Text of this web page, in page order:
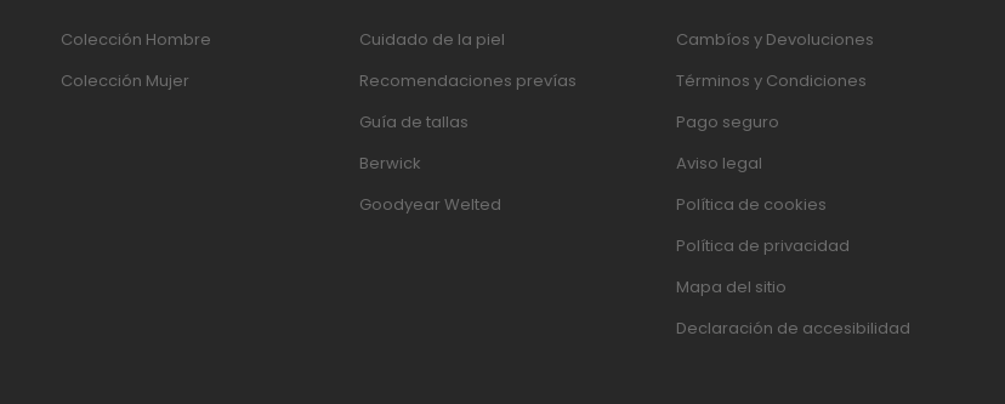
Colección Hombre
Colección Mujer
Cuidado de la piel
Recomendaciones prevías
Guía de tallas
Berwick
Goodyear Welted
Cambíos y Devoluciones
Términos y Condiciones
Pago seguro
Aviso legal
Política de cookies
Política de privacidad
Mapa del sitio
Declaración de accesibilidad